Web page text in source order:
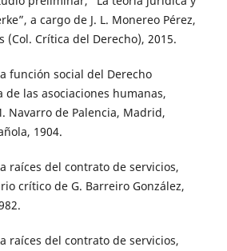
a cargo de J. L. Monereo Pérez,
(Col. Crítica del Derecho), 2015.
función social del Derecho
las asociaciones humanas,
Navarro de Palencia, Madrid,
1904.
raíces del contrato de servicios,
crítico de G. Barreiro González,
raíces del contrato de servicios,